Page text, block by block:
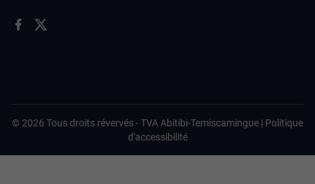
© 2026 Tous droits révervés -TVA Abitibi-Temiscamingue | Politique
d'accessibilité